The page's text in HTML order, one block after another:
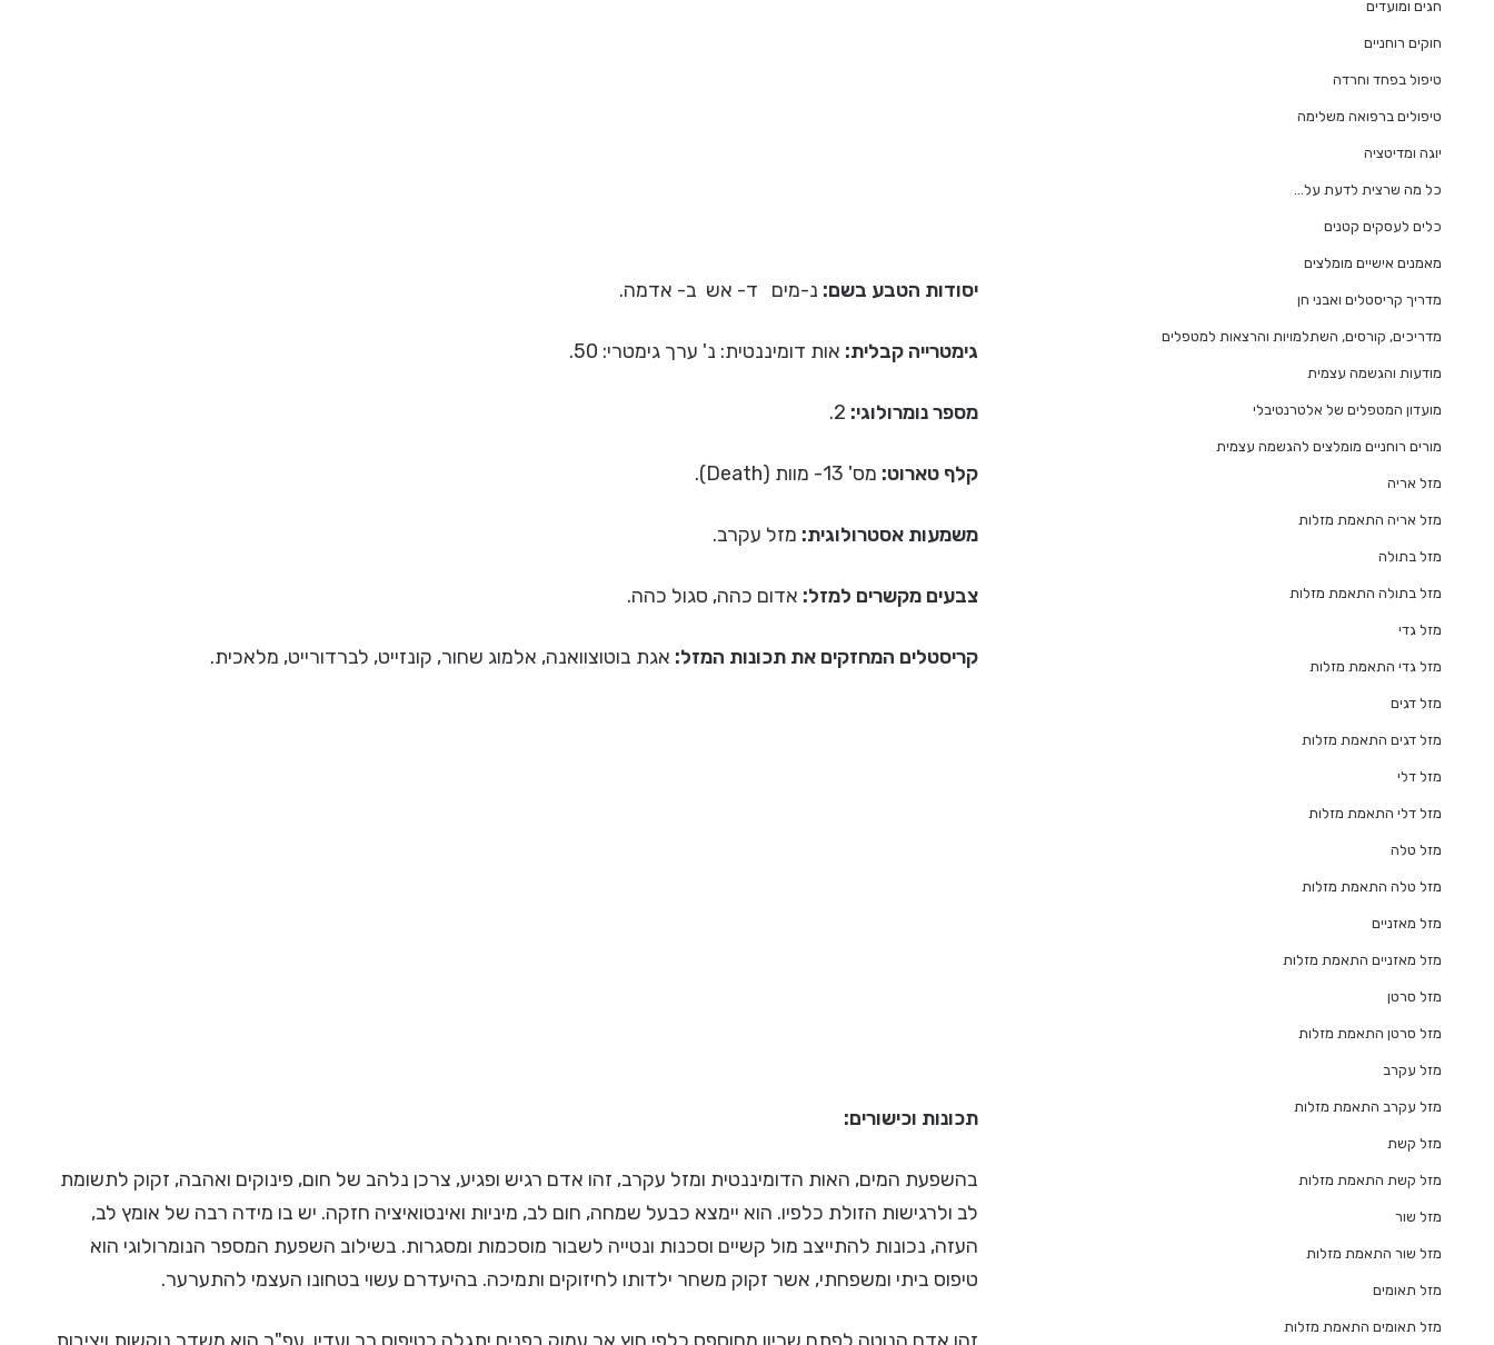
יסודות הטבע בשם: נ-מים ד- אש ב- אדמה.
גימטרייה קבלית: אות דומיננטית: נ' ערך גימטרי: 50.
מספר נומרולוגי:
קלף טארוט: מס' 13- מוות (Death).
משמעות אסטרולוגית: מזל עקרב.
צבעים מקשרים למזל: אדום כהה, סגול כהה.
קריסטלים המחזקים את תכונות המזל: אגת בוטוצוואנה, אלמוג שחור, קונזייט, לברדורייט, מלאכית.
תכונות וכישורים:
בהשפעת המים, האות הדומיננטית ומזל עקרב, זהו אדם רגיש ופגיע, צרכן נלהב של חום, פינוקים ואהבה, זקוק לתשומת
לב ולרגישות הזולת כלפיו. הוא יימצא כבעל שמחה, חום לב, מיניות ואינטואיציה חזקה. יש בו מידה רבה של אומץ לב,
העזה, נכונות להתייצב מול קשיים וסכנות ונטייה לשבור מוסכמות ומסגרות. בשילוב השפעת המספר הנומרולוגי הוא
טיפוס ביתי ומשפחתי, אשר זקוק משחר ילדותו לחיזוקים ותמיכה. בהיעדרם עשוי בטחונו העצמי להתערער.
חגים ומועדים
חוקים רוחניים
טיפול בפחד וחרדה
טיפולים ברפואה משלימה
יוגה ומדיטציה
כל מה שרצית לדעת על…
כלים לעסקים קטנים
מאמנים אישיים מומלצים
מדריך קריסטלים ואבני חן
מדריכים, קורסים, השתלמויות והרצאות למטפלים
מודעות והגשמה עצמית
מועדון המטפלים של אלטרנטיבלי
מורים רוחניים מומלצים להגשמה עצמית
מזל אריה
מזל אריה התאמת מזלות
מזל בתולה
מזל בתולה התאמת מזלות
מזל גדי
מזל גדי התאמת מזלות
מזל דגים
מזל דגים התאמת מזלות
מזל דלי
מזל דלי התאמת מזלות
מזל טלה
מזל טלה התאמת מזלות
מזל מאזניים
מזל מאזניים התאמת מזלות
מזל סרטן
מזל סרטן התאמת מזלות
מזל עקרב
מזל עקרב התאמת מזלות
מזל קשת
מזל קשת התאמת מזלות
מזל שור
מזל שור התאמת מזלות
מזל תאומים
מזל תאומים התאמת מזלות